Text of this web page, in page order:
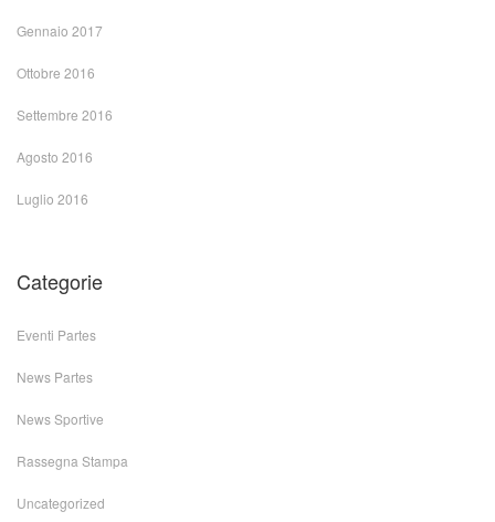
Gennaio 2017
Ottobre 2016
Settembre 2016
Agosto 2016
Luglio 2016
Categorie
Eventi Partes
News Partes
News Sportive
Rassegna Stampa
Uncategorized